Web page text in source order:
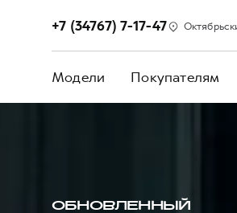
+7 (34767) 7-17-47
Модели Покупателям
ОБНОВЛЕННЫЙ